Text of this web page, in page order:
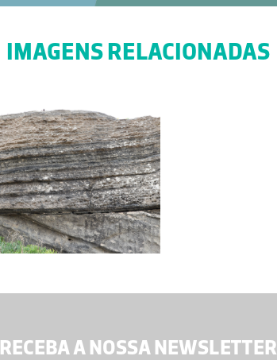
IMAGENS RELACIONADAS
RECEBA A NOSSA NEWSLETTER